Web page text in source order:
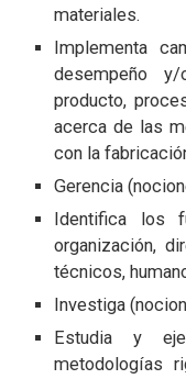
materiales.
Implementa
desempeño
producto,
acerca de las
con la
Gerencia
Identifica los
organización,
técnicos,
Investiga
Estudia y
metodologías